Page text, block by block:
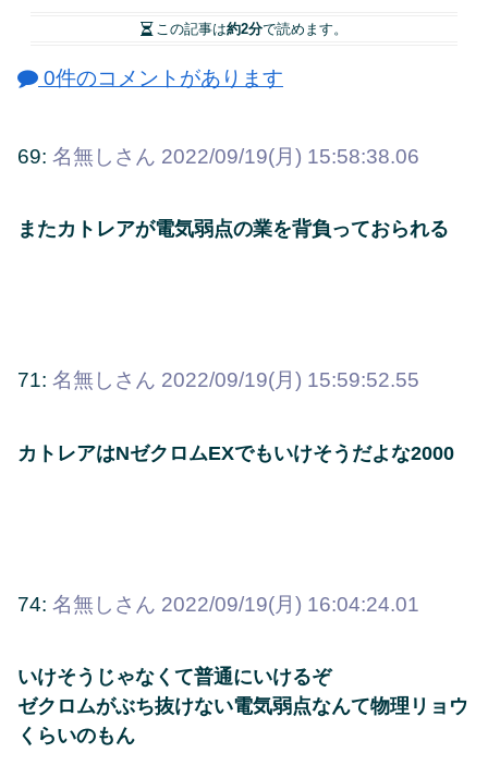
この記事は約2分で読めます。
0件のコメントがあります
69: 名無しさん 2022/09/19(月) 15:58:38.06
またカトレアが電気弱点の業を背負っておられる
71: 名無しさん 2022/09/19(月) 15:59:52.55
カトレアはNゼクロムEXでもいけそうだよな2000
74: 名無しさん 2022/09/19(月) 16:04:24.01
いけそうじゃなくて普通にいけるぞ
ゼクロムがぶち抜けない電気弱点なんて物理リョウ
くらいのもん